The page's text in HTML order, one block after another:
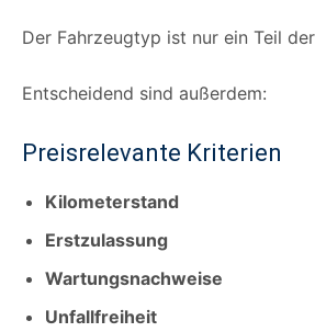
Der Fahrzeugtyp ist nur ein Teil
Entscheidend sind außerdem:
Preisrelevante Kriterien
Kilometerstand
Erstzulassung
Wartungsnachweise
Unfallfreiheit